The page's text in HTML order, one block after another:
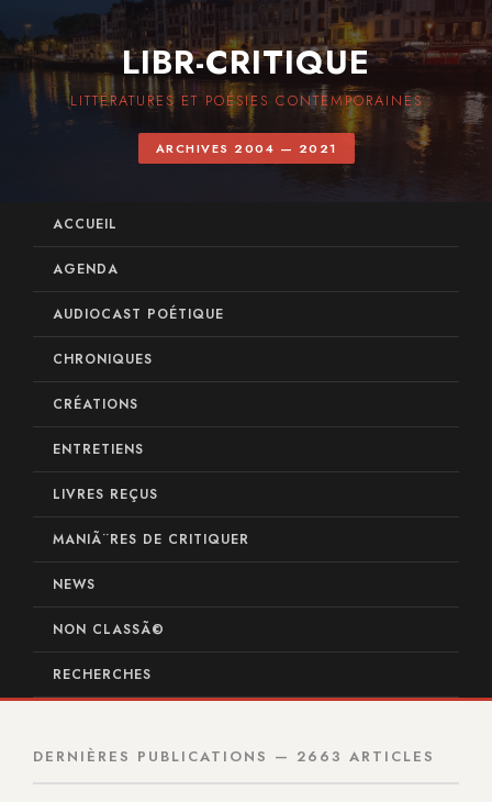
LIBR-CRITIQUE
LITTÉRATURES ET POÉSIES CONTEMPORAINES
ARCHIVES 2004 — 2021
ACCUEIL
AGENDA
AUDIOCAST POÉTIQUE
CHRONIQUES
CRÉATIONS
ENTRETIENS
LIVRES REÇUS
MANIÃ¨RES DE CRITIQUER
NEWS
NON CLASSÃ©
RECHERCHES
DERNIÈRES PUBLICATIONS — 2663 ARTICLES